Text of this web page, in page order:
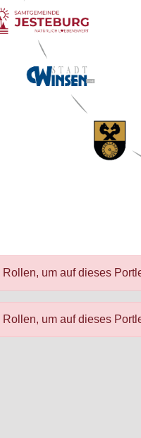
um auf dieses
um auf dieses